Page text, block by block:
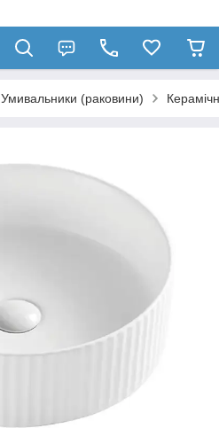
Умивальники (раковини)